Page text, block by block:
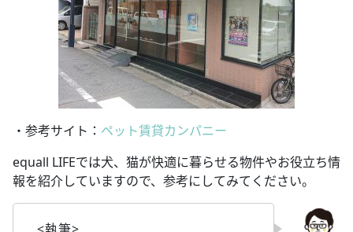
・参考サイト： ペット賃貸カンパニー
equall LIFEでは犬、猫が快適に暮らせる物件やお役立ち情
報を紹介していますので、参考にしてみてください。